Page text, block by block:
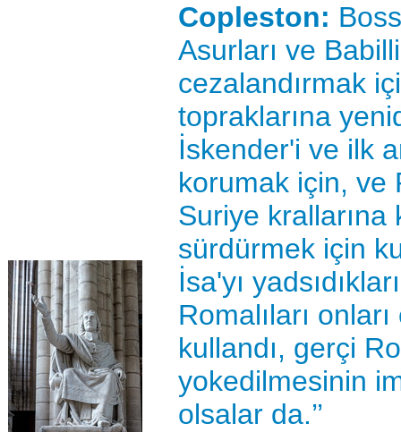
Copleston:
Asurları ve
cezalandırmak
topraklarına
İskender'i ve ilk
korumak için, ve
Suriye krallarına
sürdürmek için
İsa'yı
Romalıları
kullandı, gerçi
yokedilmesinin
olsalar da.’’